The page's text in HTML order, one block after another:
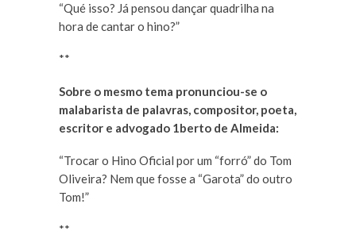
“Qué isso? Já pensou dançar quadrilha na
hora de cantar o hino?”
**
Sobre o mesmo tema pronunciou-se o
malabarista de palavras, compositor, poeta,
escritor e advogado 1berto de Almeida:
“Trocar o Hino Oficial por um “forró” do Tom
Oliveira? Nem que fosse a “Garota” do outro
Tom!”
**